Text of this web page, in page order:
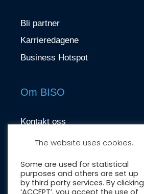
Bli partner
Karrieredagene
Business Hotspot
Om BISO
Kontakt oss
contact@biso.no
The website uses cookies.
Some are used for statistical
purposes and others are set up
by third party services. By clicking
‘ACCEPT’, you accept the use of